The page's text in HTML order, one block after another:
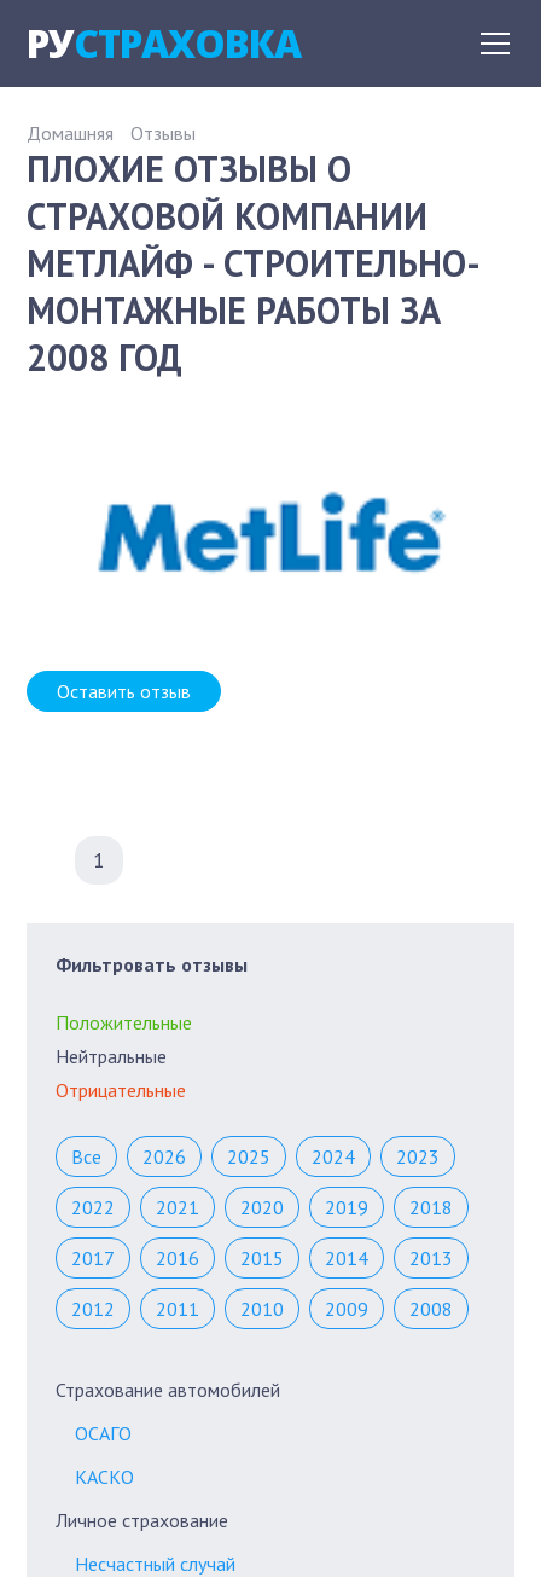
РУСТРАХОВКА
Домашняя Отзывы
ПЛОХИЕ ОТЗЫВЫ О
СТРАХОВОЙ КОМПАНИИ
МЕТЛАЙФ - СТРОИТЕЛЬНО-
МОНТАЖНЫЕ РАБОТЫ ЗА
2008 ГОД
Оставить отзыв
1
Фильтровать отзывы
Положительные
Нейтральные
Отрицательные
Все 2026 2025 2024 2023
2022 2021 2020 2019 2018
2017 2016 2015 2014 2013
2012 2011 2010 2009 2008
Страхование автомобилей
ОСАГО
КАСКО
Личное страхование
Несчастный случай